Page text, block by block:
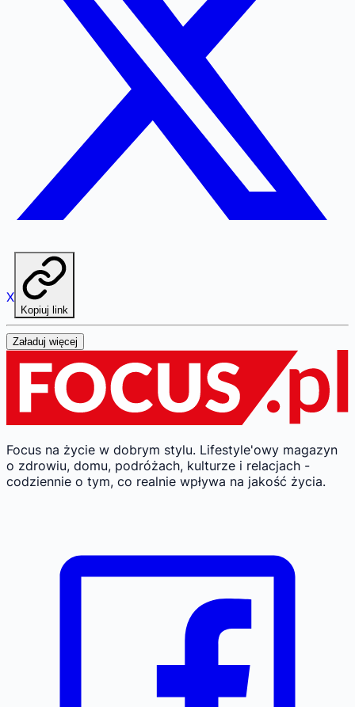
X
Kopiuj link
Załaduj więcej
Focus na życie w dobrym stylu. Lifestyle'owy magazyn
o zdrowiu, domu, podróżach, kulturze i relacjach -
codziennie o tym, co realnie wpływa na jakość życia.